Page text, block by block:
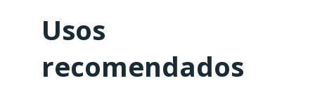
Usos
recomendados